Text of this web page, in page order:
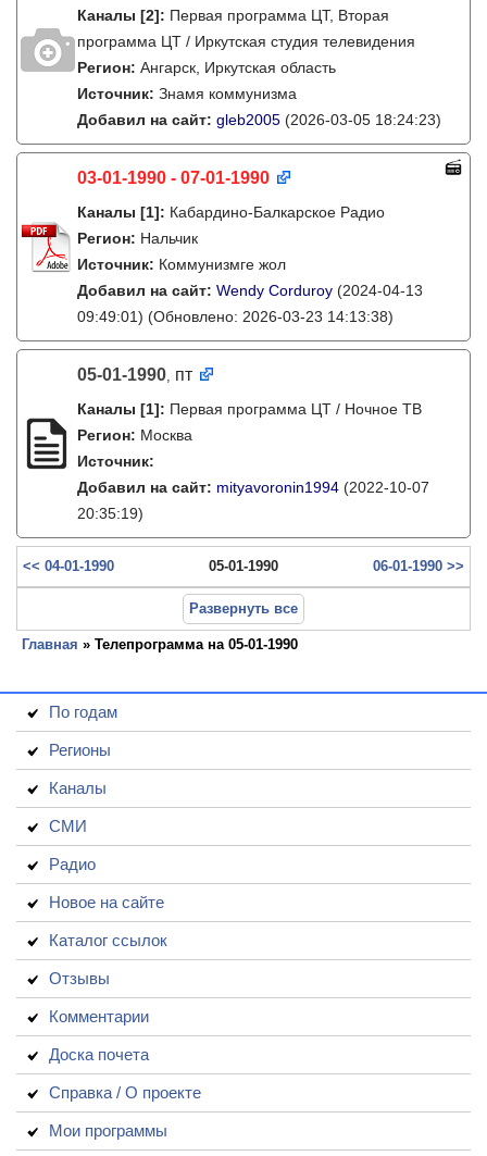
Каналы [2]: Первая программа ЦТ, Вторая
программа ЦТ / Иркутская студия телевидения
Регион: Ангарск, Иркутская область
Источник: Знамя коммунизма
Добавил на сайт: gleb2005 (2026-03-05 18:24:23)
03-01-1990 - 07-01-1990
Каналы [1]: Кабардино-Балкарское Радио
Регион: Нальчик
Источник: Коммунизмге жол
Добавил на сайт: Wendy Corduroy (2024-04-13
09:49:01) (Обновлено: 2026-03-23 14:13:38)
05-01-1990, пт
Каналы [1]: Первая программа ЦТ / Ночное ТВ
Регион: Москва
Источник:
Добавил на сайт: mityavoronin1994 (2022-10-07
20:35:19)
<< 04-01-1990 05-01-1990 06-01-1990 >>
Развернуть все
Главная » Телепрограмма на 05-01-1990
По годам
Регионы
Каналы
СМИ
Радио
Новое на сайте
Каталог ссылок
Отзывы
Комментарии
Доска почета
Справка / О проекте
Мои программы